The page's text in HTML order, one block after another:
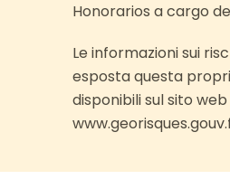
Honorarios a cargo
Le informazioni sui
esposta questa
disponibili sul sito